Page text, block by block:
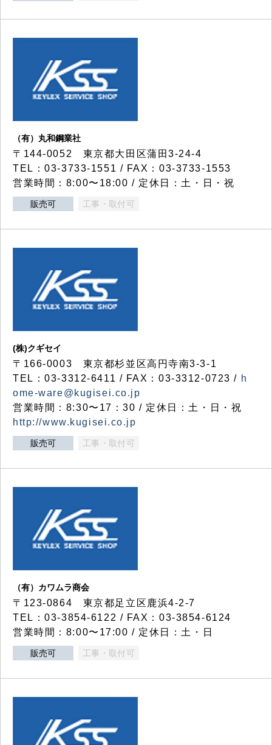
（有）丸和鋼業社
〒144-0052 東京都大田区蒲田3-24-4
TEL：03-3733-1551 / FAX：03-3733-1553
営業時間：8:00〜18:00 / 定休日：土・日・祝
販売可 工事・取付可
(株)クギセイ
〒166-0003 東京都杉並区高円寺南3-3-1
TEL：03-3312-6411 / FAX：03-3312-0723 / h
ome-ware@kugisei.co.jp
営業時間：8:30〜17：30 / 定休日：土・日・祝
http://www.kugisei.co.jp
販売可 工事・取付可
（有）カワムラ商会
〒123-0864 東京都足立区鹿浜4-2-7
TEL：03-3854-6122 / FAX：03-3854-6124
営業時間：8:00〜17:00 / 定休日：土・日
販売可 工事・取付可